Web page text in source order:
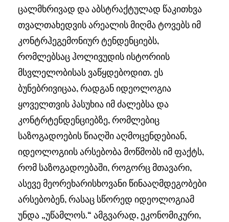
ცალმხრივად და აბსტრაქტულად წაკითხვა
თვალთახედვის არეალის მიღმა ტოვებს იმ
კონტრჰეგემონიურ ტენდენციებს,
რომლებსაც ჰოლივუდის ისტორიის
მსვლელობისას ვაწყდებოდით. ეს
ბუნებრივიცაა, რადგან იდეოლოგია
ყოველთვის პასუხია იმ ძალებსა და
კონტრტენდენციებზე, რომლებიც
საზოგადოების წიაღში აღმოცენდებიან,
იდეოლოგიის არსებობა მოწმობს იმ ფაქტს,
რომ საზოგადოებაში, როგორც მთავარი,
ასევე მეორეხარისხოვანი წინააღმდეგობები
არსებობენ, რასაც სწორედ იდეოლოგიამ
უნდა „უწამლოს.“ ამგვარად, ეკონომიკური,